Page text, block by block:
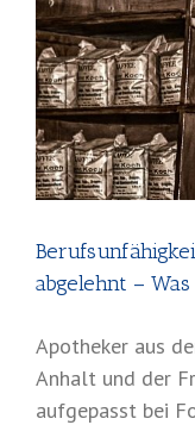
abgelehnt –
Apotheker aus
Anhalt und der
aufgepasst bei